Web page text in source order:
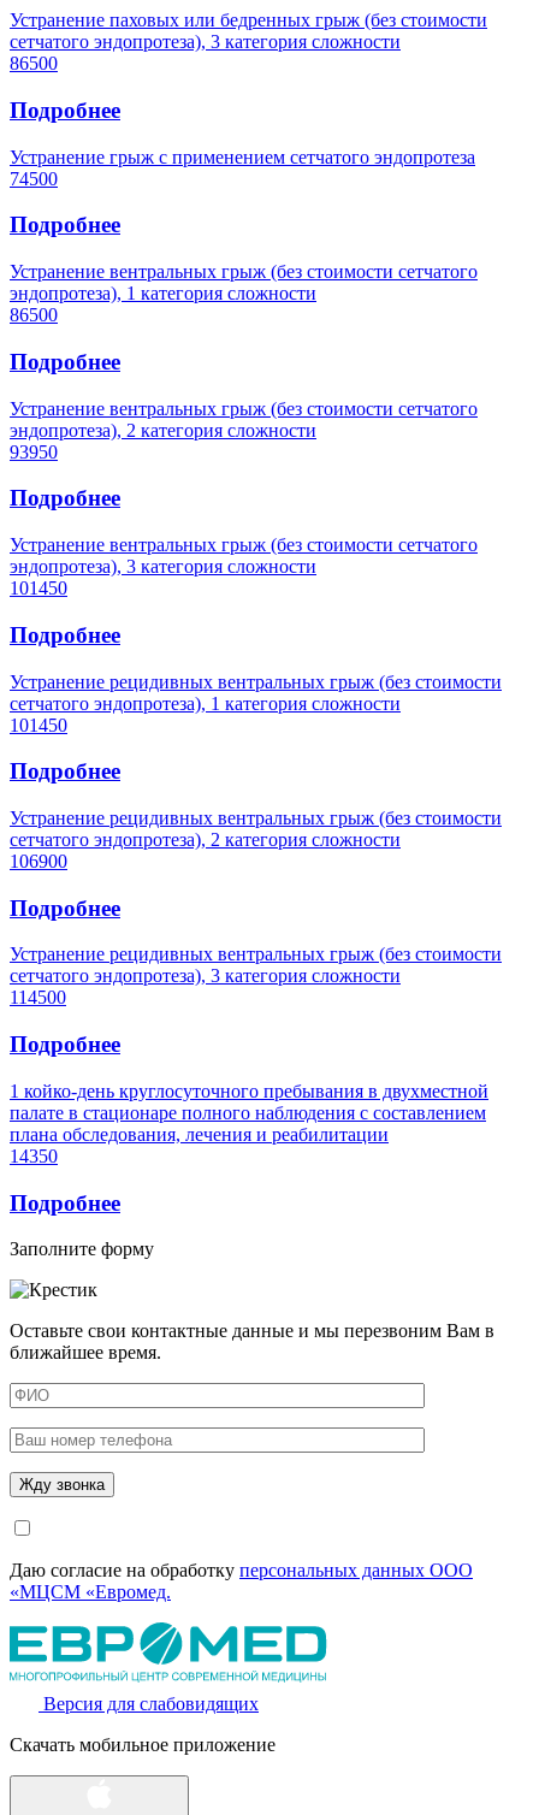
Устранение паховых или бедренных грыж (без стоимости
сетчатого эндопротеза), 3 категория сложности
86500
Подробнее
Устранение грыж с применением сетчатого эндопротеза
74500
Подробнее
Устранение вентральных грыж (без стоимости сетчатого
эндопротеза), 1 категория сложности
86500
Подробнее
Устранение вентральных грыж (без стоимости сетчатого
эндопротеза), 2 категория сложности
93950
Подробнее
Устранение вентральных грыж (без стоимости сетчатого
эндопротеза), 3 категория сложности
101450
Подробнее
Устранение рецидивных вентральных грыж (без стоимости
сетчатого эндопротеза), 1 категория сложности
101450
Подробнее
Устранение рецидивных вентральных грыж (без стоимости
сетчатого эндопротеза), 2 категория сложности
106900
Подробнее
Устранение рецидивных вентральных грыж (без стоимости
сетчатого эндопротеза), 3 категория сложности
114500
Подробнее
1 койко-день круглосуточного пребывания в двухместной
палате в стационаре полного наблюдения с составлением
плана обследования, лечения и реабилитации
14350
Подробнее
Заполните форму
Оставьте свои контактные данные и мы перезвоним Вам в
ближайшее время.
Даю согласие на обработку персональных данных ООО
«МЦСМ «Евромед.
Версия для слабовидящих
Скачать мобильное приложение